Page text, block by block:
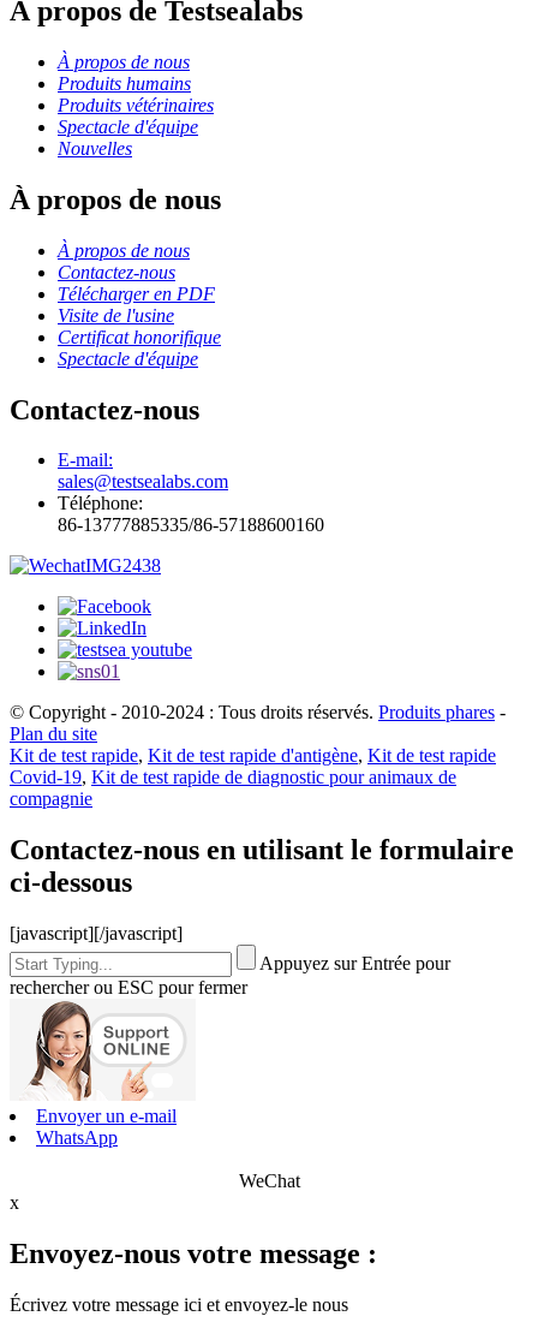
À propos de Testsealabs
À propos de nous
Produits humains
Produits vétérinaires
Spectacle d'équipe
Nouvelles
À propos de nous
À propos de nous
Contactez-nous
Télécharger en PDF
Visite de l'usine
Certificat honorifique
Spectacle d'équipe
Contactez-nous
E-mail:
sales@testsealabs.com
Téléphone:
86-13777885335/86-57188600160
© Copyright - 2010-2024 : Tous droits réservés. Produits phares -
Plan du site
Kit de test rapide, Kit de test rapide d'antigène, Kit de test rapide
Covid-19, Kit de test rapide de diagnostic pour animaux de
compagnie
Contactez-nous en utilisant le formulaire
ci-dessous
[javascript][/javascript]
Appuyez sur Entrée pour
rechercher ou ESC pour fermer
Envoyer un e-mail
WhatsApp
WeChat
x
Envoyez-nous votre message :
Écrivez votre message ici et envoyez-le nous